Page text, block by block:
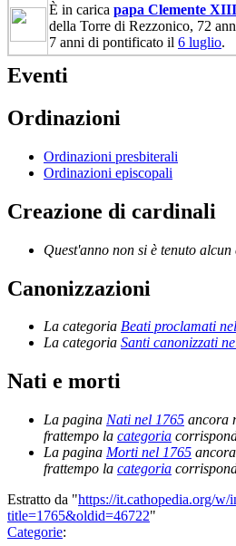
È in carica papa Clemente XIII
della Torre di Rezzonico, 72
7 anni di pontificato il 6 luglio.
Eventi
Ordinazioni
Ordinazioni presbiterali
Ordinazioni episcopali
Creazione di cardinali
Quest'anno non si è tenuto alcun
Canonizzazioni
La categoria Beati proclamati
La categoria Santi canonizzati
Nati e morti
La pagina Nati nel 1765 ancora
frattempo la categoria
La pagina Morti nel 1765
frattempo la categoria
Estratto da "https://it.cathopedia.org/w/
title=1765&oldid=46722"
Categorie: